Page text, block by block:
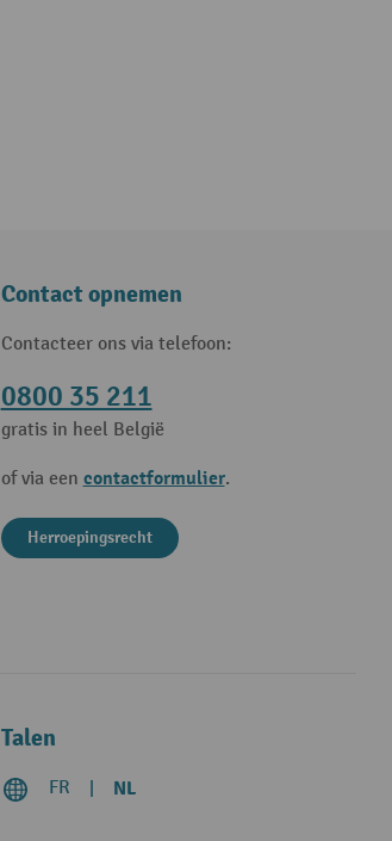
Contact opnemen
Contacteer ons via telefoon:
0800 35 211
gratis in heel België
of via een contactformulier.
Herroepingsrecht
Talen
FR NL